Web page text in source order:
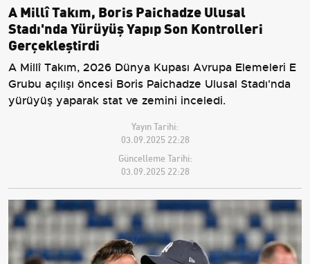
A Millî Takım, Boris Paichadze Ulusal
Stadı'nda Yürüyüş Yapıp Son Kontrolleri
Gerçekleştirdi
A Millî Takım, 2026 Dünya Kupası Avrupa Elemeleri E
Grubu açılışı öncesi Boris Paichadze Ulusal Stadı'nda
yürüyüş yaparak stat ve zemini inceledi.
Yayın Tarihi:
03.09.2025 22:28
Güncelleme Tarihi:
03.09.2025 22:28